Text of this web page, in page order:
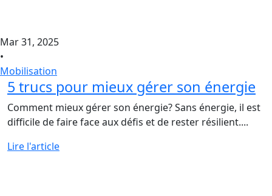
Mar 31, 2025
•
Mobilisation
5 trucs pour mieux gérer son énergie
Comment mieux gérer son énergie? Sans énergie, il est
difficile de faire face aux défis et de rester résilient....
Lire l'article